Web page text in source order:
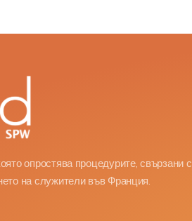
опростява процедурите, свързани с
на служители във Франция.